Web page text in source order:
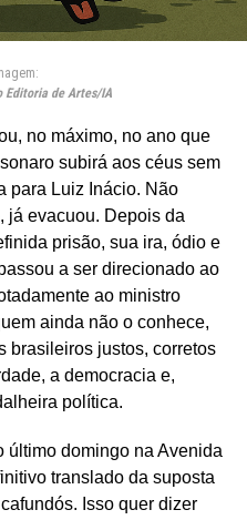
Editoria de Artes/IA
no máximo, no ano que
subirá aos céus sem
para Luiz Inácio. Não
já evacuou. Depois da
prisão, sua ira, ódio e
a ser direcionado ao
ao ministro
ainda não o conhece,
brasileiros justos, corretos
a democracia e,
política.
último domingo na Avenida
translado da suposta
Isso quer dizer